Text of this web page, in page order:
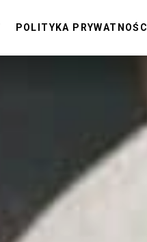
POLITYKA PRYWATNOŚCI